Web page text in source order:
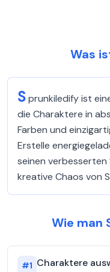
Was
Sprunkiledify ist
die Charaktere in
Farben und
Erstelle
seinen verbesserten
kreative Chaos von
Wie man
#1 Charaktere